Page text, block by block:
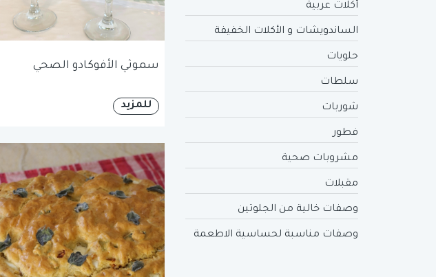
أكلات عربية
الساندويشات و الأكلات الخفيفة
حلويات
سلطات
شوربات
فطور
مشروبات صحية
مقبلات
وصفات خالية من الجلوتين
وصفات مناسبة لحساسية الاطعمة
سموثي الأفوكادو الصحي
للمزيد